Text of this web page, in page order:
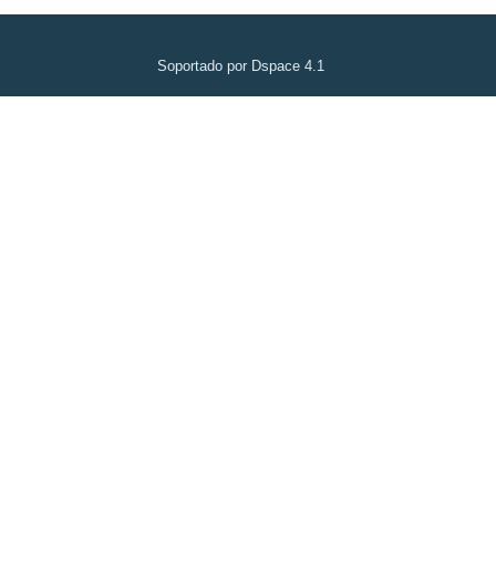
Soportado por Dspace 4.1